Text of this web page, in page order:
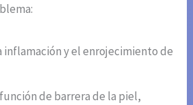
inflamación y el enrojecimiento de
de barrera de la piel,